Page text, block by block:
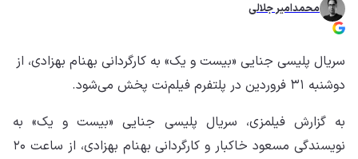
محمدامیر جلالی
سریال پلیسی جنایی «بیست و یک» به کارگردانی بهنام بهزادی، از
دوشنبه ۳۱ فروردین در پلتفرم فیلم‌نت پخش می‌شود.
به گزارش فیلمزی، سریال پلیسی جنایی «بیست و یک» به
نویسندگی مسعود خاکبار و کارگردانی بهنام بهزادی، از ساعت ۲۰